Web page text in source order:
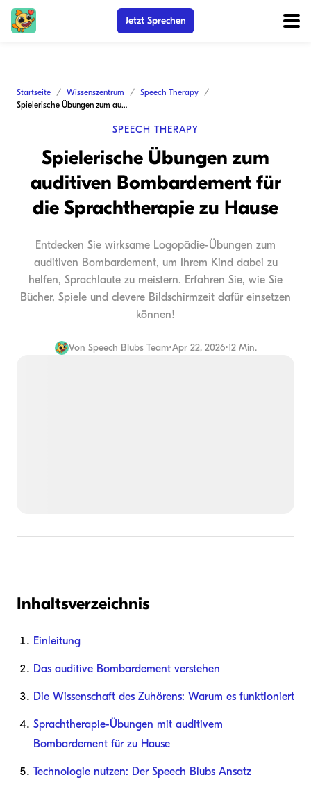
Jetzt Sprechen
Startseite Wissenszentrum
Speech Therapy
Spielerische Übungen zum auditiven Bombardement für die Sprachtherapie zu Hause
SPEECH THERAPY
Spielerische Übungen zum
auditiven Bombardement für
die Sprachtherapie zu Hause
Entdecken Sie wirksame Logopädie-Übungen zum
auditiven Bombardement, um Ihrem Kind dabei zu
helfen, Sprachlaute zu meistern. Erfahren Sie, wie Sie
Bücher, Spiele und clevere Bildschirmzeit dafür einsetzen
können!
Von Speech Blubs Team•Apr 22, 2026•12 Min.
Inhaltsverzeichnis
Einleitung
Das auditive Bombardement verstehen
Die Wissenschaft des Zuhörens: Warum es funktioniert
Sprachtherapie-Übungen mit auditivem
Bombardement für zu Hause
Technologie nutzen: Der Speech Blubs Ansatz